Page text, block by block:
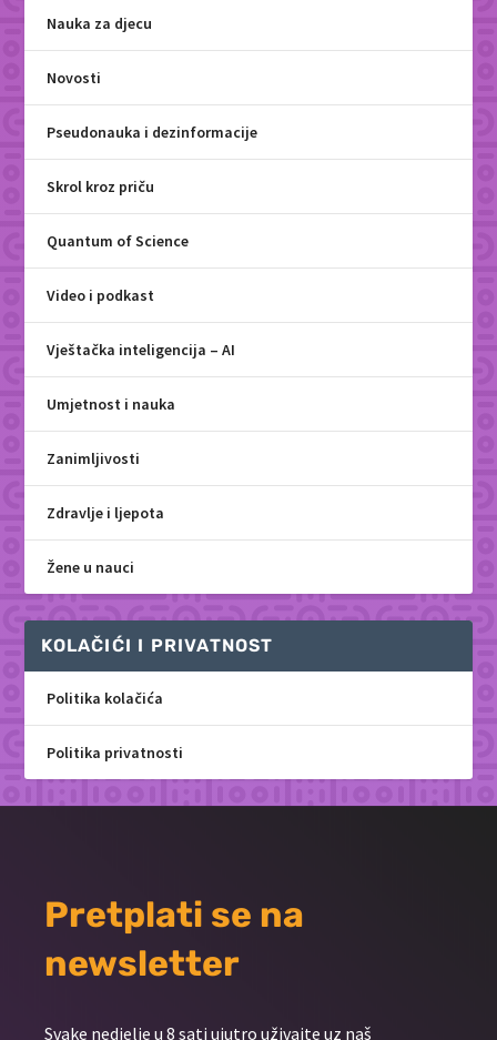
Nauka za djecu
Novosti
Pseudonauka i dezinformacije
Skrol kroz priču
Quantum of Science
Video i podkast
Vještačka inteligencija – AI
Umjetnost i nauka
Zanimljivosti
Zdravlje i ljepota
Žene u nauci
KOLAČIĆI I PRIVATNOST
Politika kolačića
Politika privatnosti
Pretplati se na
newsletter
Svake nedjelje u 8 sati ujutro uživajte uz naš